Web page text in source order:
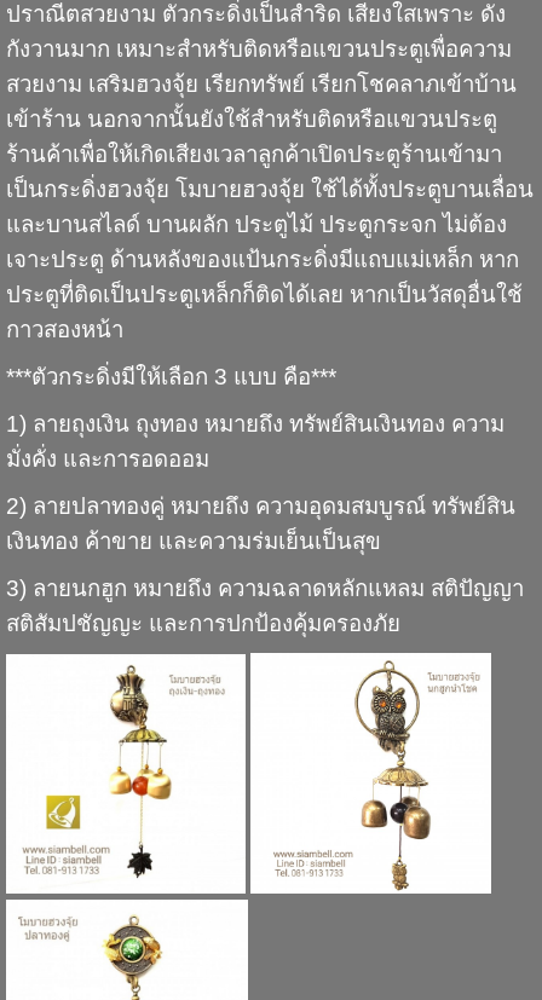
ปราณีตสวยงาม ตัวกระดิ่งเป็นสำริด เสียงใสเพราะ ดัง
กังวานมาก เหมาะสำหรับติดหรือแขวนประตูเพื่อความ
สวยงาม เสริมฮวงจุ้ย เรียกทรัพย์ เรียกโชคลาภเข้าบ้าน
เข้าร้าน นอกจากนั้นยังใช้สำหรับติดหรือแขวนประตู
ร้านค้าเพื่อให้เกิดเสียงเวลาลูกค้าเปิดประตูร้านเข้ามา
เป็นกระดิ่งฮวงจุ้ย โมบายฮวงจุ้ย ใช้ได้ทั้งประตูบานเลื่อน
และบานสไลด์ บานผลัก ประตูไม้ ประตูกระจก ไม่ต้อง
เจาะประตู ด้านหลังของแป้นกระดิ่งมีแถบแม่เหล็ก หาก
ประตูที่ติดเป็นประตูเหล็กก็ติดได้เลย หากเป็นวัสดุอื่นใช้
กาวสองหน้า
***ตัวกระดิ่งมีให้เลือก 3 แบบ คือ***
1) ลายถุงเงิน ถุงทอง หมายถึง ทรัพย์สินเงินทอง ความ
มั่งคั่ง และการอดออม
2) ลายปลาทองคู่ หมายถึง ความอุดมสมบูรณ์ ทรัพย์สิน
เงินทอง ค้าขาย และความร่มเย็นเป็นสุข
3) ลายนกฮูก หมายถึง ความฉลาดหลักแหลม สติปัญญา
สติสัมปชัญญะ และการปกป้องคุ้มครองภัย